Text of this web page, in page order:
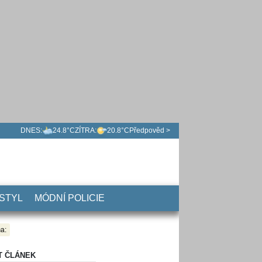
DNES: 24.8°CZÍTRA: 20.8°C Předpověd >
MÓDNÍ POLICIE
ČLÁNEK